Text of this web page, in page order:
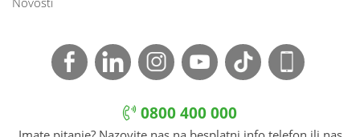
0800 400 000